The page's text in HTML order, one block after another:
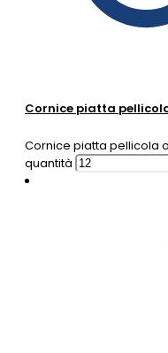
Cornice piatta
Cornice piatta pellicola
quantità